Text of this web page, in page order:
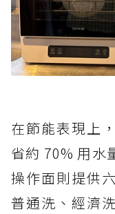
在節能表現上
省約 70% 用水
操作面則提供
普通洗、經濟